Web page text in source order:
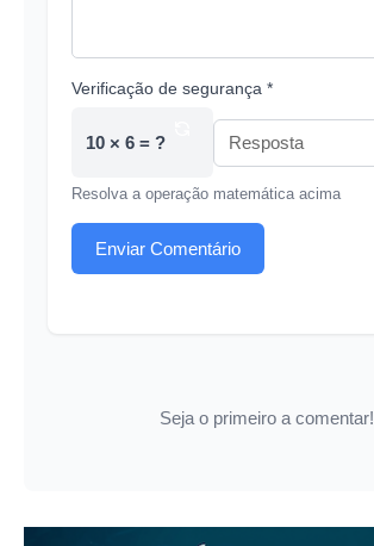
Verificação de segurança *
10 × 6 = ?
Resolva a operação matemática acima
Enviar Comentário
Seja o primeiro a comentar!